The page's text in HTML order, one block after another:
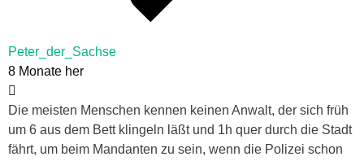
Peter_der_Sachse
8 Monate her
Die meisten Menschen kennen keinen Anwalt, der sich früh
um 6 aus dem Bett klingeln läßt und 1h quer durch die Stadt
fährt, um beim Mandanten zu sein, wenn die Polizei schon